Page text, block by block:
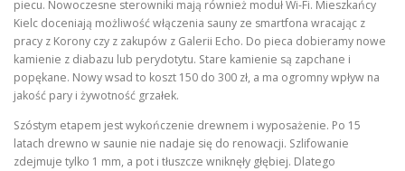
piecu. Nowoczesne sterowniki mają również moduł Wi-Fi. Mieszkańcy
Kielc doceniają możliwość włączenia sauny ze smartfona wracając z
pracy z Korony czy z zakupów z Galerii Echo. Do pieca dobieramy nowe
kamienie z diabazu lub perydotytu. Stare kamienie są zapchane i
popękane. Nowy wsad to koszt 150 do 300 zł, a ma ogromny wpływ na
jakość pary i żywotność grzałek.
Szóstym etapem jest wykończenie drewnem i wyposażenie. Po 15
latach drewno w saunie nie nadaje się do renowacji. Szlifowanie
zdejmuje tylko 1 mm, a pot i tłuszcze wniknęły głębiej. Dlatego